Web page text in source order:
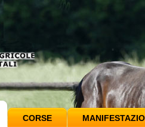
CORSE